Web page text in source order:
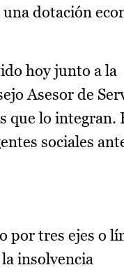
dotación
hoy junto a la
Asesor de
que lo integran.
sociales
por tres ejes o
insolvencia